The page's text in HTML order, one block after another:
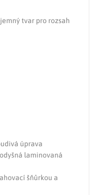
tvar pro rozsah
úprava
laminovaná
šňůrkou a